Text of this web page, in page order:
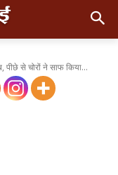
पीछे से चोरों ने साफ किया...